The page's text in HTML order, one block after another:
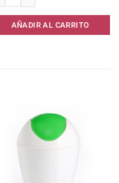
AÑADIR AL CARRITO